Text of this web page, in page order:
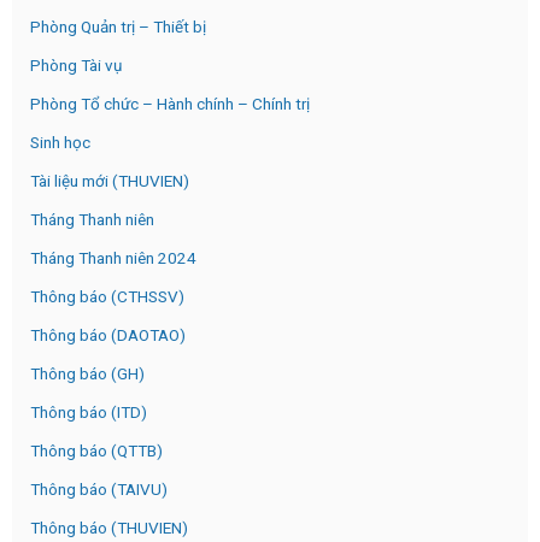
Phòng Quản trị – Thiết bị
Phòng Tài vụ
Phòng Tổ chức – Hành chính – Chính trị
Sinh học
Tài liệu mới (THUVIEN)
Tháng Thanh niên
Tháng Thanh niên 2024
Thông báo (CTHSSV)
Thông báo (DAOTAO)
Thông báo (GH)
Thông báo (ITD)
Thông báo (QTTB)
Thông báo (TAIVU)
Thông báo (THUVIEN)